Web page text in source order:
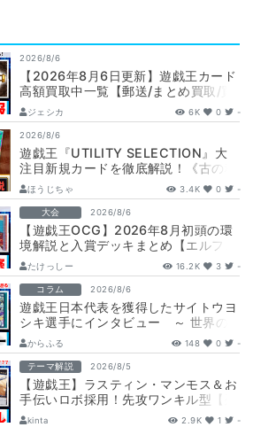
2026/8/6
【2026年8月6日更新】遊戯王カード
高額買取中一覧【郵送/まとめ買取/買
取表/相場/レリーフ】
ジェシカ 6K 0 -
2026/8/6
遊戯王『UTILITY SELECTION』大
注目新規カードを徹底解説！《古の秘
儀/聖なる心のバリア －マイン…
ほうじちゃ 3.4K 0 -
大会 2026/8/6
【遊戯王OCG】2026年8月初頭の環
境解説と入賞デッキまとめ【エルフェ
ンノーツ/トゥーン/キラーチューン/
ウ…
たけっしー 16.2K 3 -
コラム 2026/8/6
遊戯王日本代表を獲得したサイトウヨ
シキ選手にインタビュー ～ 世界の
舞台へ挑む、サイトウ選手の軌跡と決
意 ～
からふる 148 0 -
テーマ解説 2026/8/5
【遊戯王】ラスティン・マンモス＆お
手伝いロボ採用！先攻ワンキル型【列
車】デッキ解説と展開
kinta 2.9K 1 -